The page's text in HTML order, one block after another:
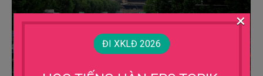
ĐI XKLĐ 2026
×